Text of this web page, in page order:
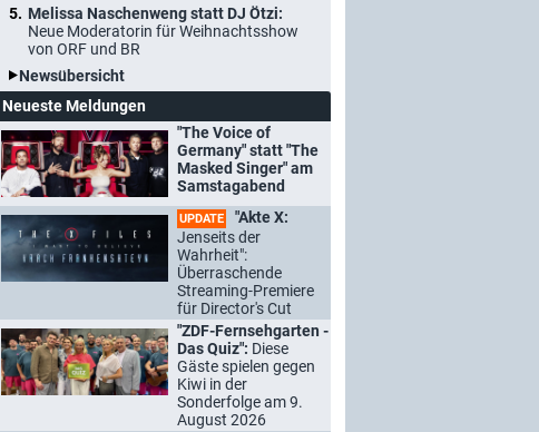
Melissa Naschenweng statt DJ Ötzi:
Neue Moderatorin für Weihnachtsshow
von ORF und BR
Newsübersicht
Neueste Meldungen
"The Voice of
Germany" statt "The
Masked Singer" am
Samstagabend
UPDATE
"Akte X:
Jenseits der
Wahrheit":
Überraschende
Streaming-Premiere
für Director's Cut
"ZDF-Fernsehgarten -
Das Quiz": Diese
Gäste spielen gegen
Kiwi in der
Sonderfolge am 9.
August 2026